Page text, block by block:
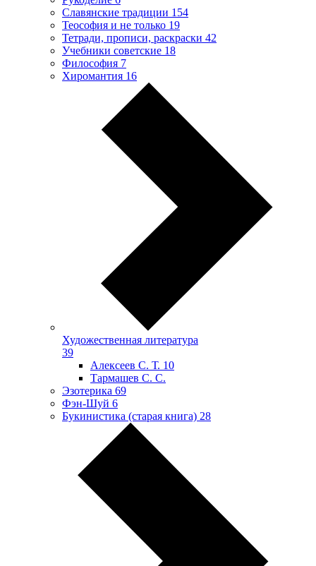
Славянские традиции 154
Теософия и не только 19
Тетради, прописи, раскраски 42
Учебники советские 18
Философия 7
Хиромантия 16
Художественная литература
39
Алексеев С. Т. 10
Тармашев С. С.
Эзотерика 69
Фэн-Шуй 6
Букинистика (старая книга) 28